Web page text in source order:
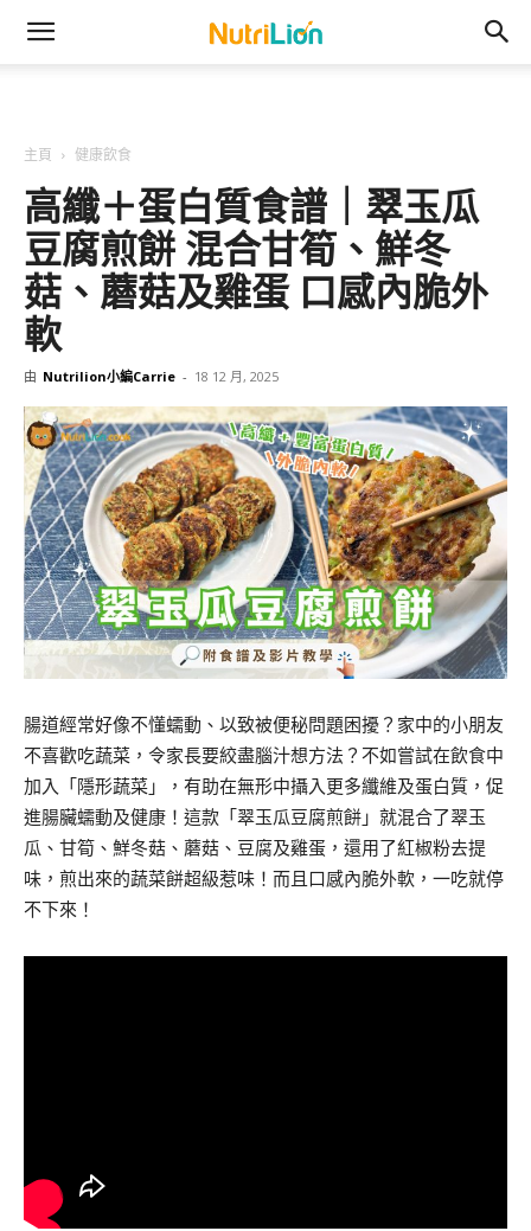
主頁 健康飲食
高纖＋蛋白質食譜｜翠玉瓜
豆腐煎餅 混合甘筍、鮮冬
菇、蘑菇及雞蛋 口感內脆外
軟
由 Nutrilion小編Carrie - 18 12 月, 2025
腸道經常好像不懂蠕動、以致被便秘問題困擾？家中的小朋友
不喜歡吃蔬菜，令家長要絞盡腦汁想方法？不如嘗試在飲食中
加入「隱形蔬菜」，有助在無形中攝入更多纖維及蛋白質，促
進腸臟蠕動及健康！這款「翠玉瓜豆腐煎餅」就混合了翠玉
瓜、甘筍、鮮冬菇、蘑菇、豆腐及雞蛋，還用了紅椒粉去提
味，煎出來的蔬菜餅超級惹味！而且口感內脆外軟，一吃就停
不下來！